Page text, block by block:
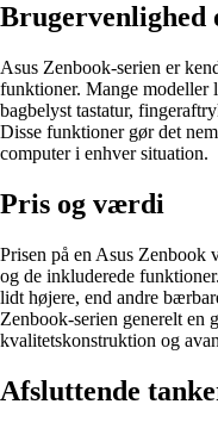
Brugervenlighed
Asus Zenbook-serien er
funktioner. Mange modeller
bagbelyst tastatur,
Disse funktioner gør det
computer i enhver situation.
Pris og værdi
Prisen på en Asus Zenbook
og de inkluderede
lidt højere, end andre
Zenbook-serien generelt en
kvalitetskonstruktion og
Afsluttende